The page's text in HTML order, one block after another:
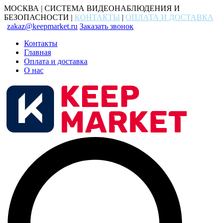
МОСКВА | СИСТЕМА ВИДЕОНАБЛЮДЕНИЯ И
БЕЗОПАСНОСТИ | КОНТАКТЫ | ОПЛАТА И ДОСТАВКА
zakaz@keepmarket.ru Заказать звонок
Контакты
Главная
Оплата и доставка
О нас